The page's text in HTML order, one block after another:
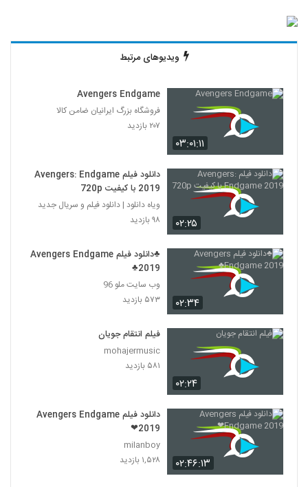
ویدیوهای مرتبط
۰۳:۰۱:۱۱
Avengers Endgame
فروشگاه بزرگ ایرانیان ضامن کالا
۲۰۷ بازدید
۰۲:۲۵
دانلود فیلم Avengers: Endgame
2019 با کیفیت 720p
ویاه دانلود | دانلود فیلم و سریال جدید
۹۸ بازدید
۰۲:۳۴
♣دانلود فیلم Avengers Endgame
2019♣
وب سایت ملو 96
۵۷۳ بازدید
۰۲:۲۴
فیلم انتقام جویان
mohajermusic
۵۸۱ بازدید
۰۲:۴۶:۱۳
دانلود فیلم Avengers Endgame
2019❤
milanboy
۱,۵۲۸ بازدید